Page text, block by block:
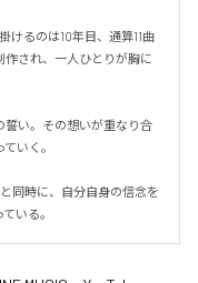
けるのは10年目、通算11曲
され、一人ひとりが胸に
誓い。その想いが重なり合
いく。
同時に、自分自身の信念を
いる。